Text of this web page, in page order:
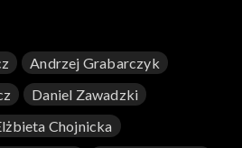
spotkanie. Tymczasem Renata w
windykacji. Bolek spotyka się z
Andrzej Grabarczyk
Daniel Zawadzki
Chojnicka